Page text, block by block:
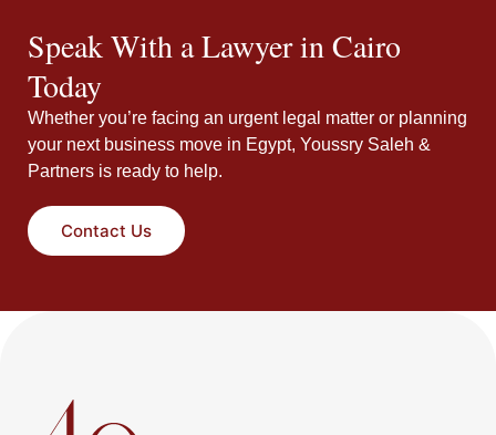
Speak With a Lawyer in Cairo
Today
Whether you’re facing an urgent legal matter or planning
your next business move in Egypt, Youssry Saleh &
Partners is ready to help.
Contact Us